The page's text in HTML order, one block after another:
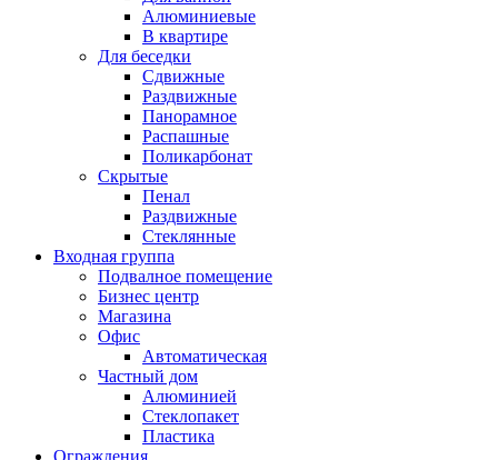
Алюминиевые
В квартире
Для беседки
Сдвижные
Раздвижные
Панорамное
Распашные
Поликарбонат
Скрытые
Пенал
Раздвижные
Стеклянные
Входная группа
Подвалное помещение
Бизнес центр
Магазина
Офис
Автоматическая
Частный дом
Алюминией
Стеклопакет
Пластика
Ограждения